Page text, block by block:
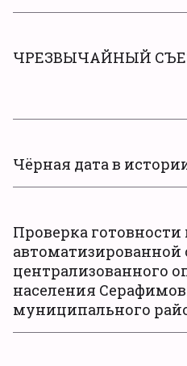
ЧРЕЗВЫЧАЙНЫЙ
Чёрная дата в
Проверка
автоматизированной
централизованного
населения
муниципального